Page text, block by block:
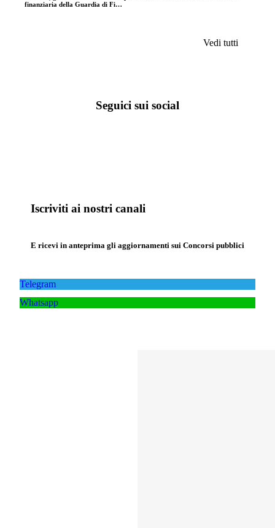
finanziaria della Guardia di Fi…
Vedi tutti
Seguici sui social
Iscriviti ai nostri canali
E ricevi in anteprima gli aggiornamenti sui Concorsi pubblici
Telegram
Whatsapp